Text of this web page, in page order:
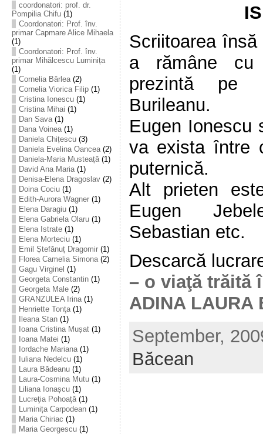
coordonatori: prof. dr.
Pompilia Chifu(1)
Coordonatori: Prof. înv.
primar Capmare Alice Mihaela
(1)
Coordonatori: Prof. înv.
primar Mihălcescu Luminița
(1)
Cornelia Bârlea(2)
Cornelia Viorica Filip(1)
Cristina Ionescu(1)
Cristina Mihai (1)
Dan Sava(1)
Dana Voinea(1)
Daniela Chițescu(3)
Daniela Evelina Oancea(2)
Daniela-Maria Musteață(1)
David Ana Maria(1)
Denisa-Elena Dragoslav(2)
Doina Cociu(1)
Edith-Aurora Wagner(1)
Elena Daragiu(1)
Elena Gabriela Olaru(1)
Elena Istrate(1)
Elena Morteciu(1)
Emil Ștefănuț Dragomir(1)
Florea Camelia Simona(2)
Gagu Virginel (1)
Georgeta Constantin(1)
Georgeta Male(2)
GRANZULEA Irina(1)
Henriette Tonţa(1)
Ileana Stan(1)
Ioana Cristina Mușat(1)
Ioana Matei (1)
Iordache Mariana(1)
Iuliana Nedelcu(1)
Laura Bădeanu(1)
Laura-Cosmina Mutu(1)
Liliana Ionașcu(1)
Lucreţia Pohoaţă(1)
Luminița Carpodean(1)
Maria Chiriac (1)
Maria Georgescu(1)
Scriitoarea
a rămâne cu
prezintă pe
Burileanu.
Eugen Ionescu
va exista între
puternică.
Alt prieten
Eugen
Sebastian etc.
Descarcă
– o viaţă trăită
ADINA LAURA
September,
Băcean